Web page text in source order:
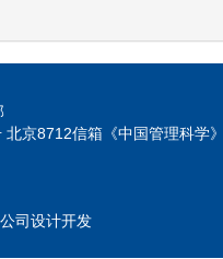
北京8712信箱《中国管理科
司设计开发